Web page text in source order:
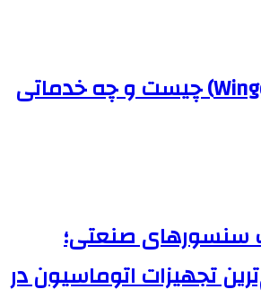
بروکر وینگو (Wingo) چیست و چه خدماتی
سنسورهای صنعتی؛
تجهیزات اتوماسیون در